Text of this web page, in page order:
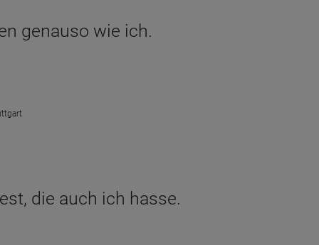
genauso wie ich.
die auch ich hasse.